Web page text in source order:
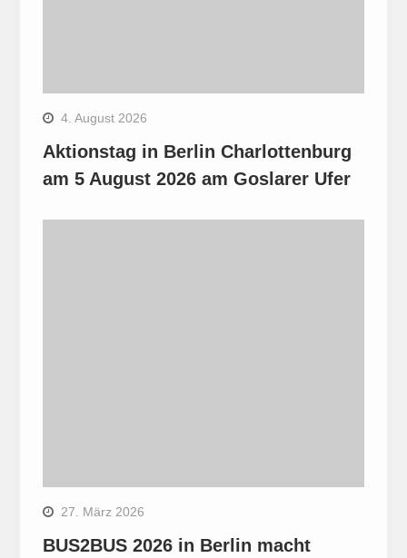
4. August 2026
Aktionstag in Berlin Charlottenburg
am 5 August 2026 am Goslarer Ufer
27. März 2026
BUS2BUS 2026 in Berlin macht